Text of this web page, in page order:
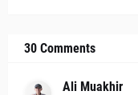
30 Comments
Ali Muakhir